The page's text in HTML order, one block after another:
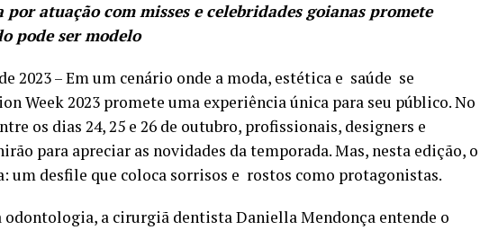
atuação com misses e celebridades goianas promete
pode ser modelo
2023 – Em um cenário onde a moda, estética e saúde se
Week 2023 promete uma experiência única para seu público. No
os dias 24, 25 e 26 de outubro, profissionais, designers e
para apreciar as novidades da temporada. Mas, nesta edição, o
um desfile que coloca sorrisos e rostos como protagonistas.
odontologia, a cirurgiã dentista Daniella Mendonça entende o